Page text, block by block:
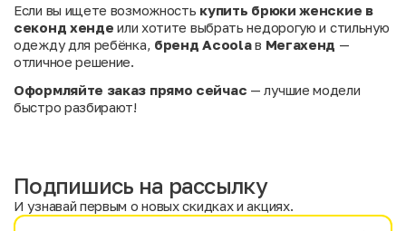
Если вы ищете возможность купить брюки женские в
секонд хенде или хотите выбрать недорогую и стильную
одежду для ребёнка, бренд Acoolaв Мегахенд —
отличное решение.
Оформляйте заказ прямо сейчас — лучшие модели
быстро разбирают!
Подпишись на рассылку
И узнавай первым о новых скидках и акциях.